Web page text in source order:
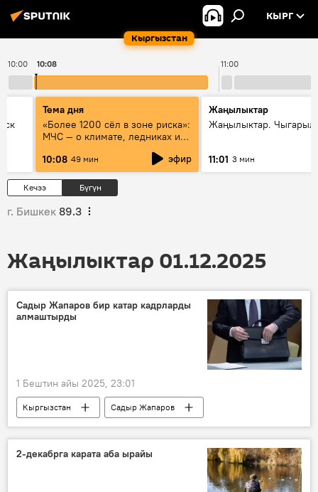
Кыргызстан
КЫРГ
10:00 11:00
10:08
Тема дня
«Более 1200 сёл в зоне риска»:
МЧС — о климате, ледниках и
населения
10:08 49 мин эфир
Жаңылыктар
Жаңылыктар.
11:01 3 мин
Кечээ Бүгүн
г. Бишкек 89.3
Жаңылыктар 01.12.2025
Садыр Жапаров бир катар кадрларды
алмаштырды
1 Бештин айы 2025, 23:01
Кыргызстан
Садыр Жапаров
кадр
алмаштыруу дайындоо
2-декабрга карата аба ырайы